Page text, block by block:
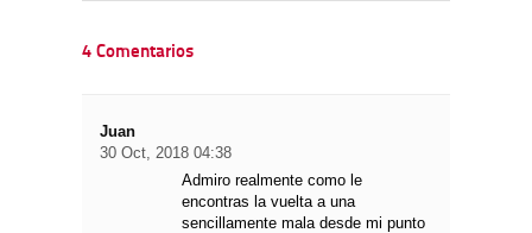
4 Comentarios
Juan
30 Oct, 2018 04:38
Admiro realmente como le
encontras la vuelta a una
sencillamente mala desde mi punto